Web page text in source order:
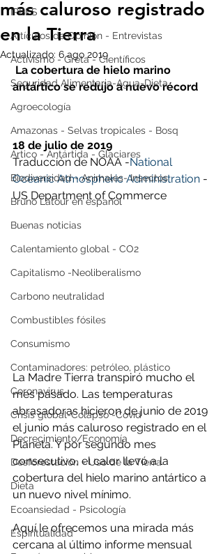
IPBES
Artículos de Opinión - Entrevistas
Activismo - Greta - Científicos
Seguridad Alimentaria-Agua-Dieta
Agroecología
Amazonas - Selvas tropicales - Bosq
Artico - Antártida - Glaciares
Biodiversidad - Animales- Insectos
Bruno Latour en español
Buenas noticias
Calentamiento global - CO2
Capitalismo -Neoliberalismo
Carbono neutralidad
Combustibles fósiles
Consumismo
Contaminadores: petróleo, plástico
Coronavirus
Crisis global-Colapso -Covid
Decrecimiento/Economía
Desforestación - Uso de la Tierra
Dieta
Ecoansiedad - Psicología
Espiritualidad
más caluroso registrado
en la Tierra
Actualizado: 6 ago 2019
La cobertura de hielo marino
antártico se redujo a nuevo récord
18 de julio de 2019
Traducción de NOAA -National
Oceanic Atmospheric Administration -
US Department of Commerce
La Madre Tierra transpiró mucho el
mes pasado. Las temperaturas
abrasadoras hicieron de junio de 2019
el junio más caluroso registrado en el
Planeta. Y por segundo mes
consecutivo, el calor llevó a la
cobertura del hielo marino antártico a
un nuevo nivel mínimo.
Aquí le ofrecemos una mirada más
cercana al último informe mensual